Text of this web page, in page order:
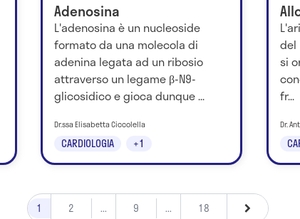
Adenosina
L'adenosina è un nucleoside
formato da una molecola di
adenina legata ad un ribosio
attraverso un legame β-N9-
glicosidico e gioca dunque ...
CARDIOLOGIA +1
Dr.ssa Elisabetta Ciccolella
del
si
fr...
Dr.
1 2 ... 9 ... 18